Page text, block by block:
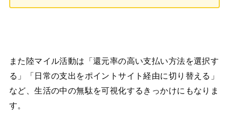
また陸マイル活動は「還元率の高い支払い方法を選択す
る」「日常の支出をポイントサイト経由に切り替える」
など、生活の中の無駄を可視化するきっかけにもなりま
す。